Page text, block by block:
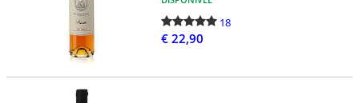
18
€ 22,90